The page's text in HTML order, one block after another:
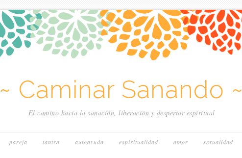
~ Caminar Sanando ~
El camino hacia la sanación, liberación y despertar espiritual
pareja tantra autoayuda espiritualidad amor sexualidad